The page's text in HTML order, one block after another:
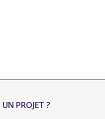
PROJET ?